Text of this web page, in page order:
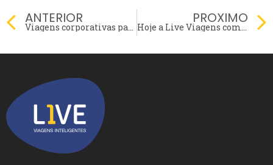
Prev
ANTERIOR
Viagens corporativas para mercados emergentes: riscos, oportunidades e planejamento estratégico
PROXIMO
Hoje a Live Viagens completa 11 anos… e confesso que passa um filme na cabeça.